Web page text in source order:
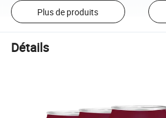
Plus de produits
Détails